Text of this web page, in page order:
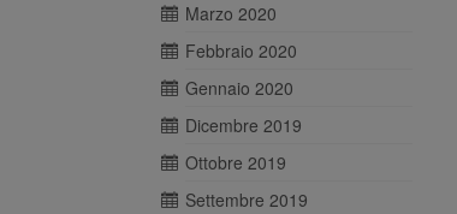
Marzo 2020
Febbraio 2020
Gennaio 2020
Dicembre 2019
Ottobre 2019
Settembre 2019